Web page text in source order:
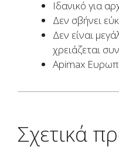
Ιδανικό για
Δεν σβήνει
Δεν είναι
χρειάζεται
Apimax
Σχετικά